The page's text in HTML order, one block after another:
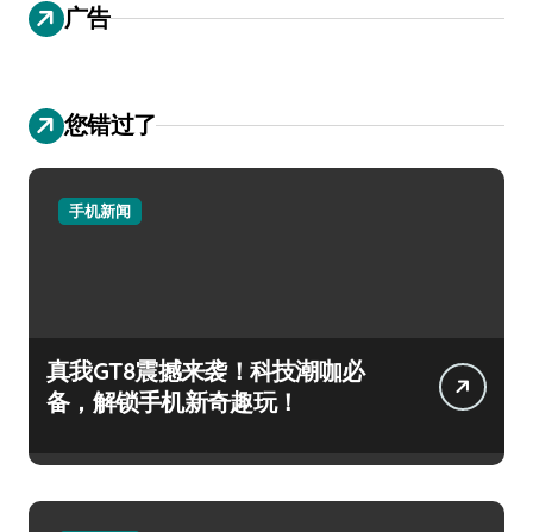
广告
您错过了
手机新闻
真我GT8震撼来袭！科技潮咖必
备，解锁手机新奇趣玩！